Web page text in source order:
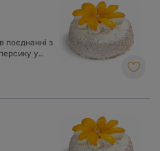
поєднанні з
у